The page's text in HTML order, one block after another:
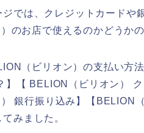
では、クレジットカードや
のお店で使えるのかどうか
（ビリオン）の支払い方
】【 BELION（ビリオン）
銀行振り込み】【BELION
みました。